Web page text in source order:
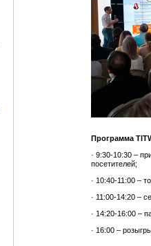
Программа
· 9:30-10:30 –
посетителей;
· 10:40-11:00 –
· 11:00-14:20 –
· 14:20-16:00 –
· 16:00 –